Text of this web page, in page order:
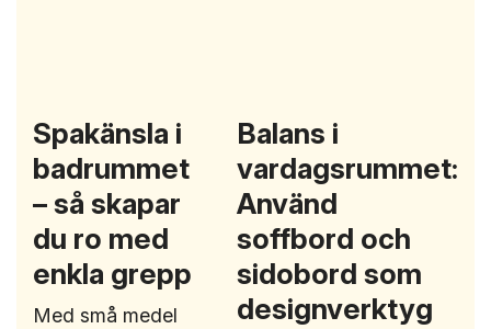
Spakänsla i
badrummet
– så skapar
du ro med
enkla grepp
Med små medel
Balans i
vardagsrummet:
Använd
soffbord och
sidobord som
designverktyg